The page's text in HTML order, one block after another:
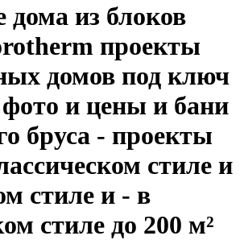
из блоков
проекты
домов под ключ
и цены и бани
бруса - проекты
стиле и
стиле и - в
стиле до 200 м²